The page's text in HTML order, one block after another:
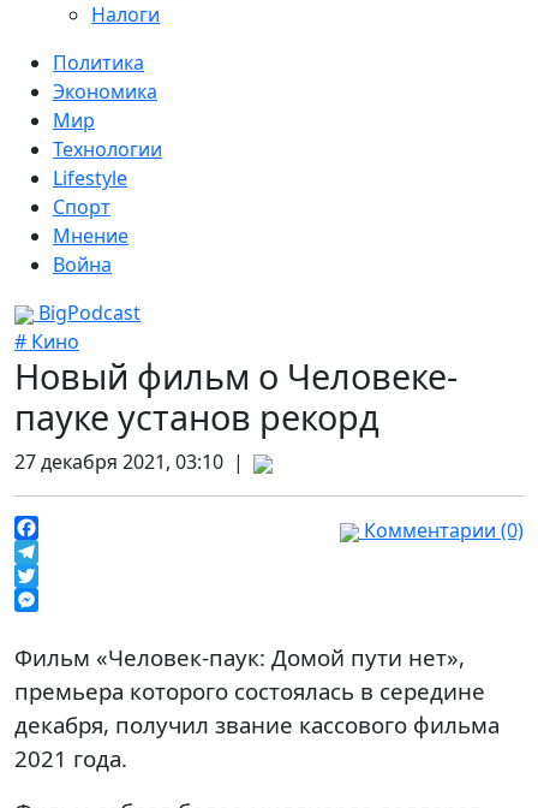
Налоги
Политика
Экономика
Мир
Технологии
Lifestyle
Спорт
Мнение
Война
BigPodcast
# Кино
Новый фильм о Человеке-
пауке установ рекорд
27 декабря 2021, 03:10 |
Facebook
Telegram
Twitter
Комментарии (0)
Фильм «Человек-паук: Домой пути нет»,
премьера которого состоялась в середине
декабря, получил звание кассового фильма
2021 года.